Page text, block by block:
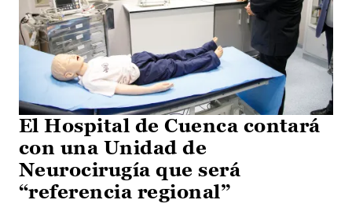
El Hospital de Cuenca contará
con una Unidad de
Neurocirugía que será
“referencia regional”